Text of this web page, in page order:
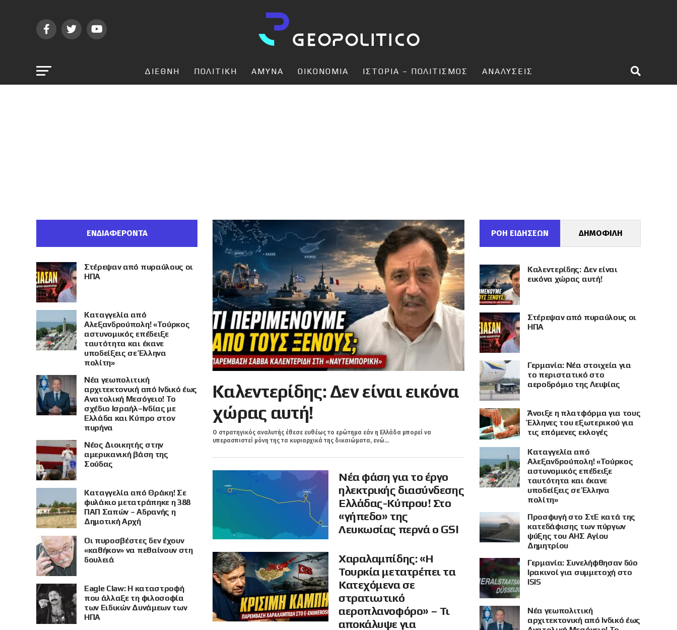
ΔΙΕΘΝΗ ΠΟΛΙΤΙΚΗ ΑΜΥΝΑ ΟΙΚΟΝΟΜΙΑ ΙΣΤΟΡΙΑ – ΠΟΛΙΤΙΣΜΟΣ ΑΝΑΛΥΣΕΙΣ
Καλεντερίδης: Δεν είναι εικόνα
χώρας αυτή!
Ο στρατηγικός αναλυτής έθεσε ευθέως το ερώτημα εάν η Ελλάδα μπορεί να
υπερασπιστεί μόνη της τα κυριαρχικά της δικαιώματα, ενώ...
Νέα φάση για το έργο
ηλεκτρικής διασύνδεσης
Ελλάδας-Κύπρου! Στο
«γήπεδο» της
Λευκωσίας περνά ο GSI
Χαραλαμπίδης: «Η
Τουρκία μετατρέπει τα
Κατεχόμενα σε
στρατιωτικό
αεροπλανοφόρο» – Τι
αποκάλυψε για
ΕΝΔΙΑΦΕΡΟΝΤΑ
Στέρεψαν από πυραύλους οι
ΗΠΑ
Καταγγελία από
Αλεξανδρούπολη! «Τούρκος
αστυνομικός επέδειξε
ταυτότητα και έκανε
υποδείξεις σε Έλληνα
πολίτη»
Νέα γεωπολιτική
αρχιτεκτονική από Ινδικό έως
Ανατολική Μεσόγειο! Το
σχέδιο Ισραήλ–Ινδίας με
Ελλάδα και Κύπρο στον
πυρήνα
Νέος Διοικητής στην
αμερικανική βάση της
Σούδας
Καταγγελία από Θράκη! Σε
φυλάκιο μετατράπηκε η 388
ΠΑΠ Σαπών – Αδρανής η
Δημοτική Αρχή
Οι πυροσβέστες δεν έχουν
«καθήκον» να πεθαίνουν στη
δουλειά
Eagle Claw: Η καταστροφή
που άλλαξε τη φιλοσοφία
των Ειδικών Δυνάμεων των
ΗΠΑ
ΡΟΗ ΕΙΔΗΣΕΩΝ ΔΗΜΟΦΙΛΗ
Καλεντερίδης: Δεν είναι
εικόνα χώρας αυτή!
Στέρεψαν από πυραύλους οι
ΗΠΑ
Γερμανία: Νέα στοιχεία για
το περιστατικό στο
αεροδρόμιο της Λειψίας
Άνοιξε η πλατφόρμα για τους
Έλληνες του εξωτερικού για
τις επόμενες εκλογές
Καταγγελία από
Αλεξανδρούπολη! «Τούρκος
αστυνομικός επέδειξε
ταυτότητα και έκανε
υποδείξεις σε Έλληνα
πολίτη»
Προσφυγή στο ΣτΕ κατά της
κατεδάφισης των πύργων
ψύξης του ΑΗΣ Αγίου
Δημητρίου
Γερμανία: Συνελήφθησαν δύο
Ιρακινοί για συμμετοχή στο
ISIS
Νέα γεωπολιτική
αρχιτεκτονική από Ινδικό έως